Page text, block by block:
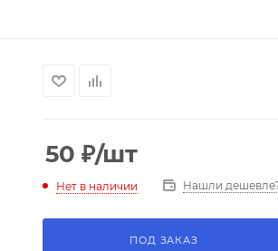
50 ₽/шт
Нет в наличии Нашли
ПОД ЗАКАЗ